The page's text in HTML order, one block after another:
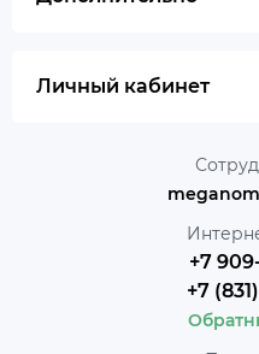
Личный кабинет
+7
+7